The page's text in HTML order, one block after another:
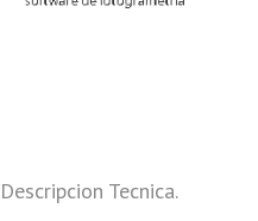
Descripcion Tecnica.